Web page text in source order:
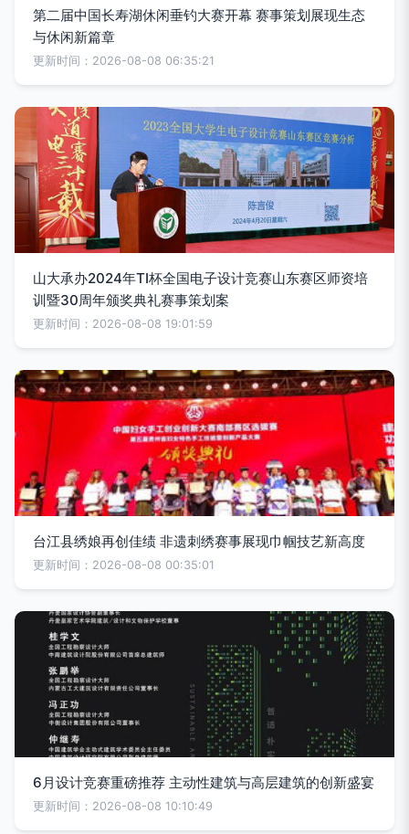
第二届中国长寿湖休闲垂钓大赛开幕 赛事策划展现生态
与休闲新篇章
更新时间：2026-08-08 06:35:21
山大承办2024年TI杯全国电子设计竞赛山东赛区师资培
训暨30周年颁奖典礼赛事策划案
更新时间：2026-08-08 19:01:59
台江县绣娘再创佳绩 非遗刺绣赛事展现巾帼技艺新高度
更新时间：2026-08-08 00:35:01
6月设计竞赛重磅推荐 主动性建筑与高层建筑的创新盛宴
更新时间：2026-08-08 10:10:49